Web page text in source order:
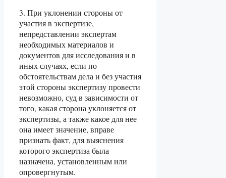
3. При уклонении стороны от
участия в экспертизе,
непредставлении экспертам
необходимых материалов и
документов для исследования и в
иных случаях, если по
обстоятельствам дела и без участия
этой стороны экспертизу провести
невозможно, суд в зависимости от
того, какая сторона уклоняется от
экспертизы, а также какое для нее
она имеет значение, вправе
признать факт, для выяснения
которого экспертиза была
назначена, установленным или
опровергнутым.